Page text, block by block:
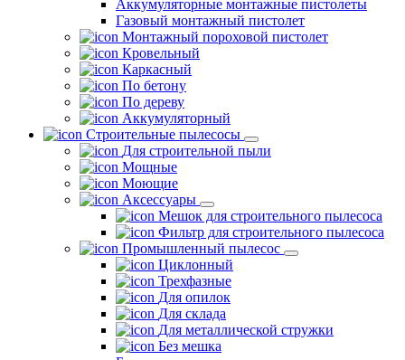
Аккумуляторные монтажные пистолеты
Газовый монтажный пистолет
Монтажный пороховой пистолет
Кровельный
Каркасный
По бетону
По дереву
Аккумуляторный
Строительные пылесосы
Для строительной пыли
Мощные
Моющие
Аксессуары
Мешок для строительного пылесоса
Фильтр для строительного пылесоса
Промышленный пылесос
Циклонный
Трехфазные
Для опилок
Для склада
Для металлической стружки
Без мешка